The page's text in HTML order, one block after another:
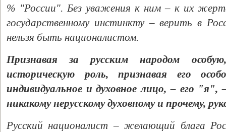
% "России". Без уважения к ним – к их
государственному инстинкту – верить в
нельзя быть националистом.
Признавая за русским народом
историческую роль, признавая его
индивидуальное и духовное лицо, – его
никакому нерусскому духовному и прочему,
Русский националист – желающий блага